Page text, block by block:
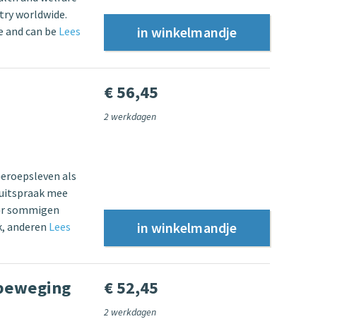
worldwide.
can be Lees
als
mee
sommigen
anderen Lees
€ 56,45
2 werkdagen
€ 52,45
2 werkdagen